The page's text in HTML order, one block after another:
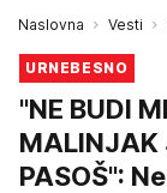
Naslovna Vesti
URNEBESNO
"NE BUDI
MALINJAK
PASOŠ":